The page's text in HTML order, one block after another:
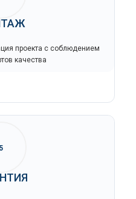
проекта с соблюдением
качества
5